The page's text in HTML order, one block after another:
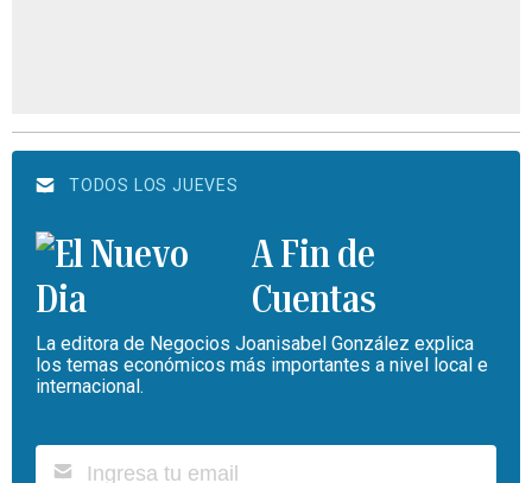
TODOS LOS JUEVES
A Fin de
Cuentas
La editora de Negocios Joanisabel González explica
los temas económicos más importantes a nivel local e
internacional.